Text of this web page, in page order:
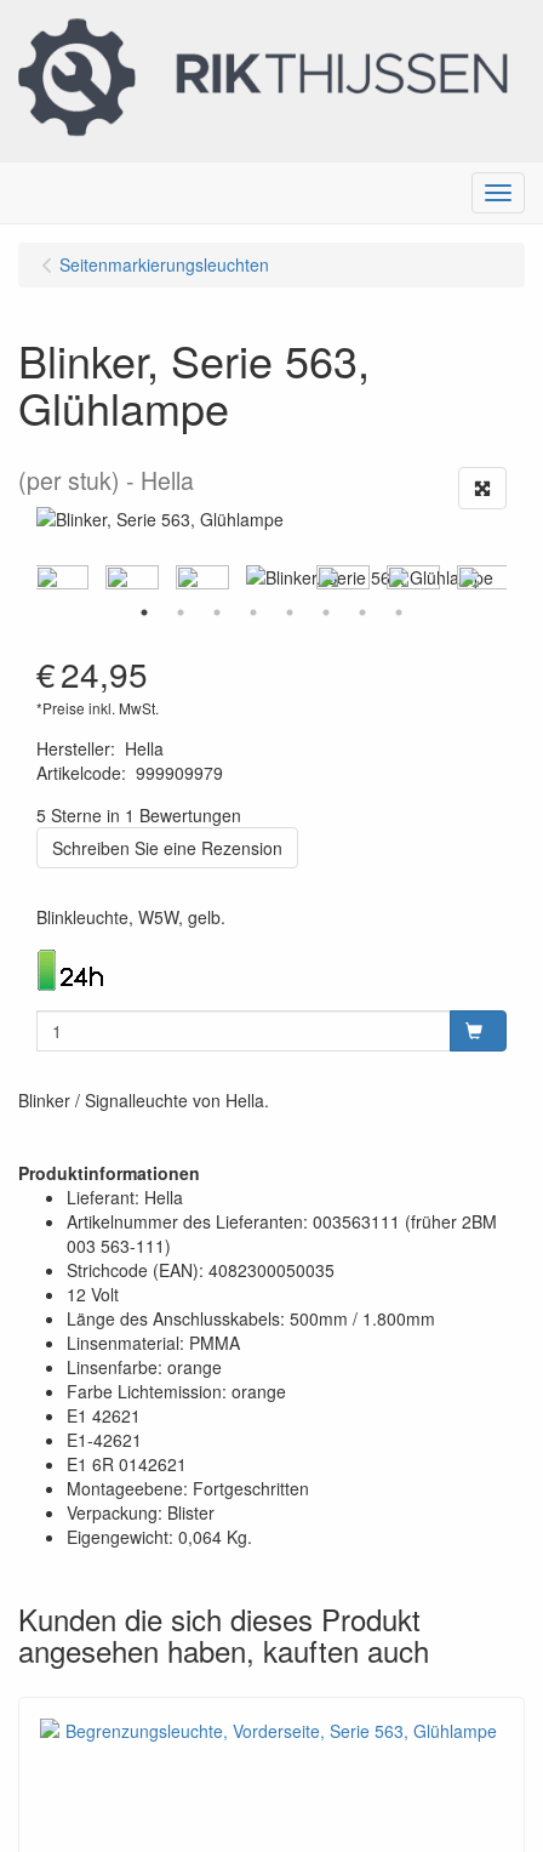
Menu
Seitenmarkierungsleuchten
Blinker, Serie 563,
Glühlampe
(per stuk) Hella
€24,95
*Preise inkl. MwSt.
Hersteller: Hella
Artikelcode: 999909979
5 Sterne in 1 Bewertungen
Schreiben Sie eine Rezension
Blinkleuchte, W5W, gelb.
Blinker / Signalleuchte von Hella.
Produktinformationen
Lieferant: Hella
Artikelnummer des Lieferanten: 003563111 (früher 2BM
003 563-111)
Strichcode (EAN): 4082300050035
12 Volt
Länge des Anschlusskabels: 500mm / 1.800mm
Linsenmaterial: PMMA
Linsenfarbe: orange
Farbe Lichtemission: orange
E1 42621
E1-42621
E1 6R 0142621
Montageebene: Fortgeschritten
Verpackung: Blister
Eigengewicht: 0,064 Kg.
Kunden die sich dieses Produkt
angesehen haben, kauften auch